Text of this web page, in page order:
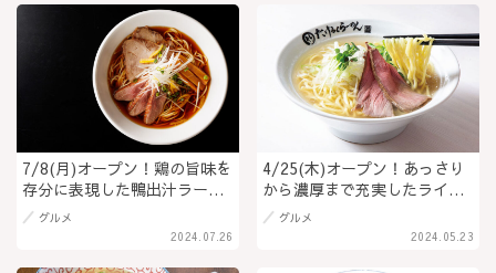
7/8(月)オープン！鶏の旨味を
存分に表現した鴨出汁ラーメ
ン「鴨麺と炭焼き処 あさま」
野沢菜や福味鶏など信州素材
2024.07.26
グルメ
4/25(木)オープン！あっさり
から濃厚まで充実したライン
ナップ「たけろくらーめん」
諏訪湖観光のついでにもおす
2024.05.23
グルメ